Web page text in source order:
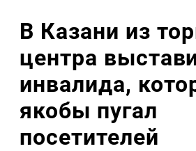
В Казани из
центра
инвалида,
якобы пугал
посетителей